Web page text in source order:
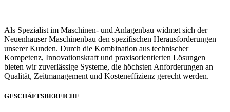
Als Spezialist im Maschinen- und Anlagenbau widmet sich der
Neuenhauser Maschinenbau den spezifischen Herausforderungen
unserer Kunden. Durch die Kombination aus technischer
Kompetenz, Innovationskraft und praxisorientierten Lösungen
bieten wir zuverlässige Systeme, die höchsten Anforderungen an
Qualität, Zeitmanagement und Kosteneffizienz gerecht werden.
GESCHÄFTSBEREICHE